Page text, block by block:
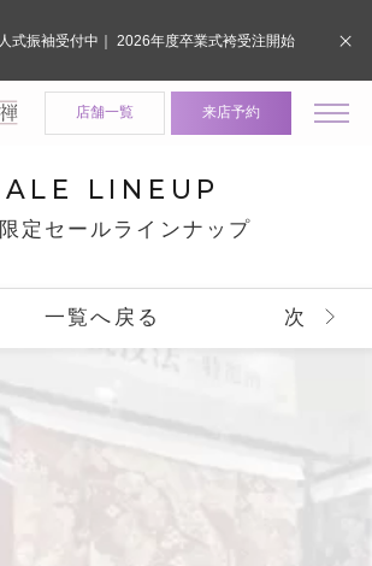
店舗一覧 来店予約
LINEUP
定セールラインナップ
一覧へ戻る 次
式振袖受付中｜ 2026年度卒業式袴受注開始